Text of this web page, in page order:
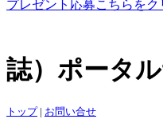
プレゼント応募こちらをク
誌）ポータ
トップ| お問い合せ